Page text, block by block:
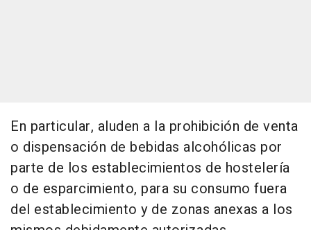
En particular, aluden a la prohibición de venta
o dispensación de bebidas alcohólicas por
parte de los establecimientos de hostelería
o de esparcimiento, para su consumo fuera
del establecimiento y de zonas anexas a los